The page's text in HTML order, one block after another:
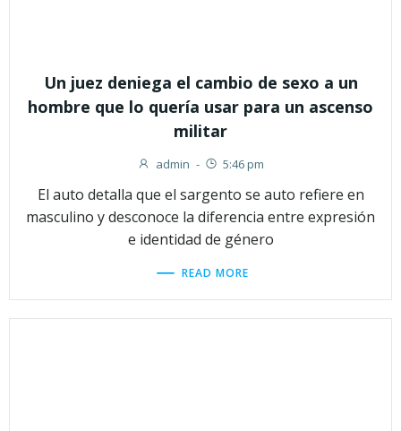
Un juez deniega el cambio de sexo a un
hombre que lo quería usar para un ascenso
militar
admin - 5:46 pm
El auto detalla que el sargento se auto refiere en
masculino y desconoce la diferencia entre expresión
e identidad de género
READ MORE